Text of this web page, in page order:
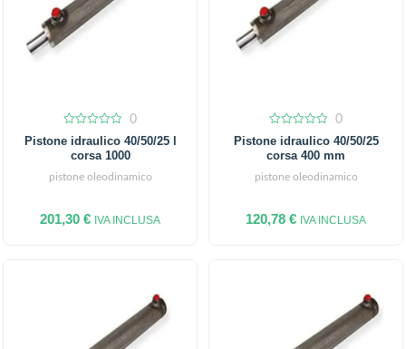
out
of
0
Pistone idraulico 40/50/25 l
corsa 1000
pistone oleodinamico
201,30 € IVA INCLUSA
out
of
0
Pistone idraulico 40/50/25
corsa 400 mm
pistone oleodinamico
120,78 € IVA INCLUSA